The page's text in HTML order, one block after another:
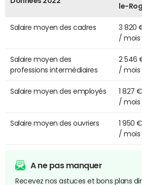
le-
Salaire moyen des cadres
3 820
/ mois
Salaire moyen des
professions intermédiaires
2 546
/ mois
Salaire moyen des employés
1 827
/ mois
Salaire moyen des ouvriers
1 950
/ mois
A ne pas manquer
Recevez nos astuces et bons plans